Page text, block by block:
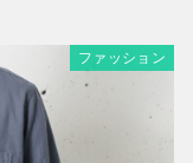
ファッション